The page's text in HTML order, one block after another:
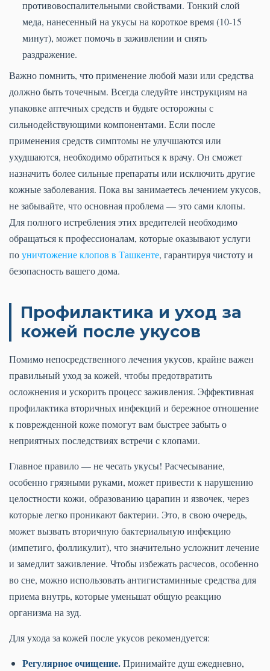
противовоспалительными свойствами. Тонкий слой
меда, нанесенный на укусы на короткое время (10-15
минут), может помочь в заживлении и снять
раздражение.
Важно помнить, что применение любой мази или средства
должно быть точечным. Всегда следуйте инструкциям на
упаковке аптечных средств и будьте осторожны с
сильнодействующими компонентами. Если после
применения средств симптомы не улучшаются или
ухудшаются, необходимо обратиться к врачу. Он сможет
назначить более сильные препараты или исключить другие
кожные заболевания. Пока вы занимаетесь лечением укусов,
не забывайте, что основная проблема — это сами клопы.
Для полного истребления этих вредителей необходимо
обращаться к профессионалам, которые оказывают услуги
поуничтожение клопов в Ташкенте, гарантируя чистоту и
безопасность вашего дома.
Профилактика и уход за
кожей после укусов
Помимо непосредственного лечения укусов, крайне важен
правильный уход за кожей, чтобы предотвратить
осложнения и ускорить процесс заживления. Эффективная
профилактика вторичных инфекций и бережное отношение
к поврежденной коже помогут вам быстрее забыть о
неприятных последствиях встречи с клопами.
Главное правило — не чесать укусы! Расчесывание,
особенно грязными руками, может привести к нарушению
целостности кожи, образованию царапин и язвочек, через
которые легко проникают бактерии. Это, в свою очередь,
может вызвать вторичную бактериальную инфекцию
(импетиго, фолликулит), что значительно усложнит лечение
и замедлит заживление. Чтобы избежать расчесов, особенно
во сне, можно использовать антигистаминные средства для
приема внутрь, которые уменьшат общую реакцию
организма на зуд.
Для ухода за кожей после укусов рекомендуется:
Регулярное очищение.Принимайте душ ежедневно,